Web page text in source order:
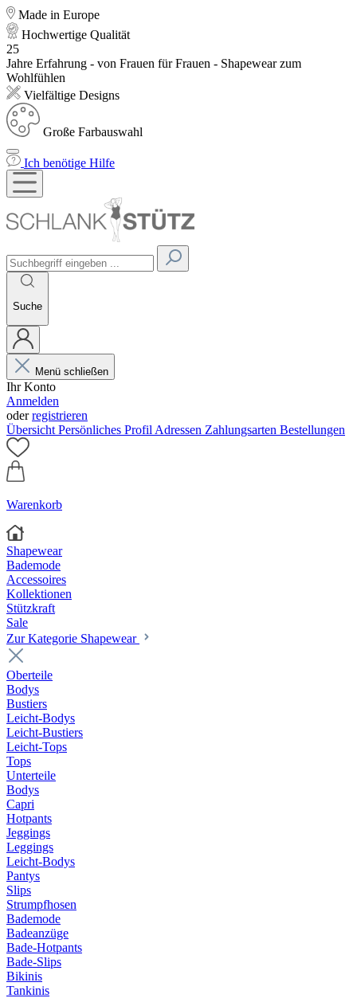
Made in Europe
Hochwertige Qualität
25
Jahre Erfahrung - von Frauen für Frauen - Shapewear zum
Wohlfühlen
Vielfältige Designs
Große Farbauswahl
Ich benötige Hilfe
Suche
Menü schließen
Ihr Konto
Anmelden
oderregistrieren
Übersicht Persönliches Profil Adressen Zahlungsarten Bestellungen
Warenkorb
Shapewear
Bademode
Accessoires
Kollektionen
Stützkraft
Sale
Zur Kategorie Shapewear
Oberteile
Bodys
Bustiers
Leicht-Bodys
Leicht-Bustiers
Leicht-Tops
Tops
Unterteile
Bodys
Capri
Hotpants
Jeggings
Leggings
Leicht-Bodys
Pantys
Slips
Strumpfhosen
Bademode
Badeanzüge
Bade-Hotpants
Bade-Slips
Bikinis
Tankinis